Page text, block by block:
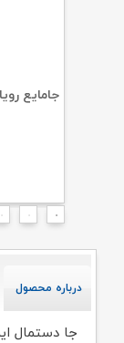
جامایع
درباره محصول
جا دستمال